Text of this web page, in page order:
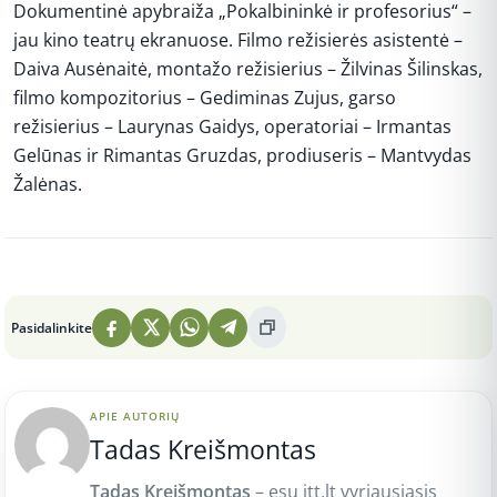
Dokumentinė apybraiža „Pokalbininkė ir profesorius“ –
jau kino teatrų ekranuose. Filmo režisierės asistentė –
Daiva Ausėnaitė, montažo režisierius – Žilvinas Šilinskas,
filmo kompozitorius – Gediminas Zujus, garso
režisierius – Laurynas Gaidys, operatoriai – Irmantas
Gelūnas ir Rimantas Gruzdas, prodiuseris – Mantvydas
Žalėnas.
Pasidalinkite
APIE AUTORIŲ
Tadas Kreišmontas
Tadas Kreišmontas – esu itt.lt vyriausiasis